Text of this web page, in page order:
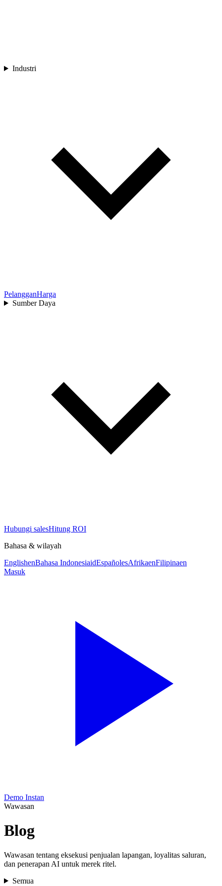
Industri
PelangganHarga
Sumber Daya
Hubungi salesHitung ROI
Bahasa & wilayah
EnglishenBahasa IndonesiaidEspañolesAfrikaenFilipinaen
Masuk
Demo Instan
Wawasan
Blog
Wawasan tentang eksekusi penjualan lapangan, loyalitas saluran,
dan penerapan AI untuk merek ritel.
Semua